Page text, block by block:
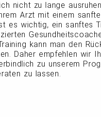
nicht zu lange
Arzt mit einem
es wichtig, ein sanftes
kann man den
Daher empfehlen wir
zu unserem
zu lassen.